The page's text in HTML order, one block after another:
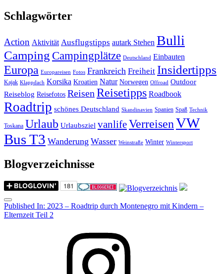
Schlagwörter
Action Aktivität Ausflugstipps autark Stehen Bulli
Camping Campingplätze Deutschland Einbauten
Europa Europareisen Fotos Frankreich Freiheit Insidertipps
Kajak Klappdach Korsika Kroatien Natur Norwegen Offroad Outdoor
Reiseblog Reisefotos ReisenReisetipps Roadbook
Roadtrip schönes Deutschland Skandinavien Spanien Spaß Technik
Toskana Urlaub Urlaubsziel vanlifeVerreisenVW
Bus T3 Wanderung Wasser Weinstraße Winter Wintersport
Blogverzeichnisse
Menu
Post
navigation
Published In: 2023 – Roadtrip durch Montenegro mit Kindern –
Elternzeit Teil 2